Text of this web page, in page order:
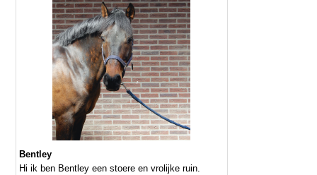
Bentley
Hi ik ben Bentley een stoere en vrolijke ruin.